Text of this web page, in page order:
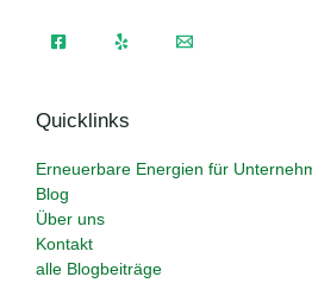
Quicklinks
Erneuerbare Energien für
Blog
Über uns
Kontakt
alle Blogbeiträge